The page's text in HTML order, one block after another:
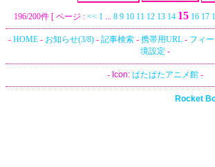
196/200件 [ ページ : << 1 8 9 10 11 12 13 14 15 16 17
- HOME - お知らせ(3/8) - 記事検索 - 携帯用URL - フィ
境設定 -
- Icon: ぱたぱたアニメ館-
Rocket